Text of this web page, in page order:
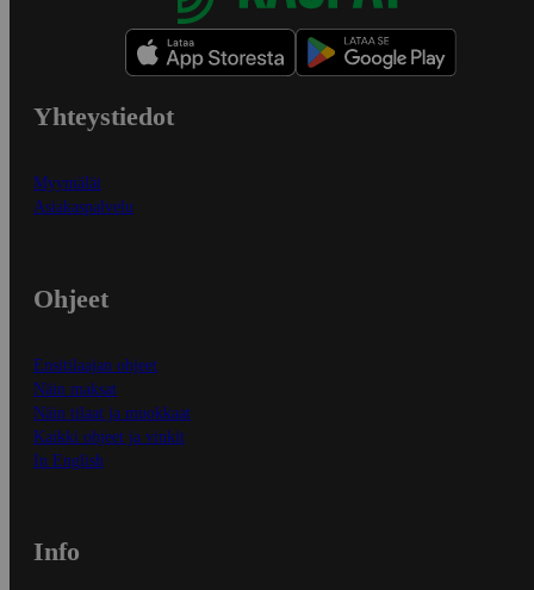
Yhteystiedot
Myymälät
Asiakaspalvelu
Ohjeet
Ensitilaajan ohjeet
Näin maksat
Näin tilaat ja muokkaat
Kaikki ohjeet ja vinkit
In English
Info